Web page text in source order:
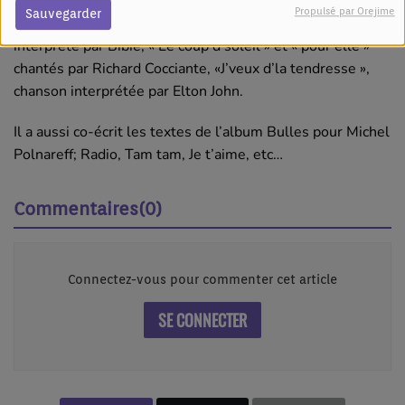
Sauvegarder Propulsé par Orejime
chansons à succès telles que « Tout doucement »
interprété par Bibie, « Le coup d’soleil » et « pour elle »
chantés par Richard Cocciante, «J’veux d’la tendresse »,
chanson interprétée par Elton John.
Il a aussi co-écrit les textes de l’album Bulles pour Michel
Polnareff; Radio, Tam tam, Je t’aime, etc…
Commentaires(0)
Connectez-vous pour commenter cet article
SE CONNECTER